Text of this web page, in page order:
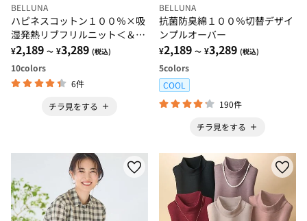
BELLUNA
ハピネスコットン１００％×吸
湿発熱リブフリルニット＜＆ｃ
ｏｃｏｃｈｉ＞
¥2,189 ～ ¥3,289 (税込)
10colors
6件
チラ見をする
BELLUNA
抗菌防臭綿１００％切替デザイ
ンプルオーバー
¥2,189 ～ ¥3,289 (税込)
5colors
COOL
190件
チラ見をする